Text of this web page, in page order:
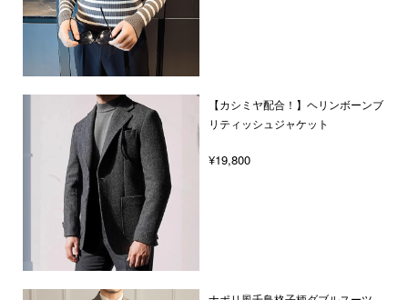
【カシミヤ配合！】ヘリンボーンブ
リティッシュジャケット
¥19,800